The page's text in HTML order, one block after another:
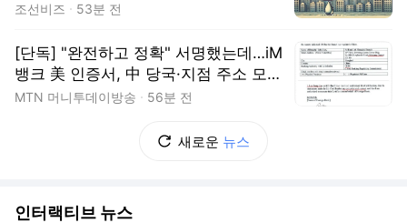
조선비즈 53분 전
[단독] "완전하고 정확" 서명했는데…iM
뱅크 美 인증서, 中 당국·지점 주소 모두
오류
MTN 머니투데이방송 56분 전
새로운 뉴스
인터랙티브 뉴스